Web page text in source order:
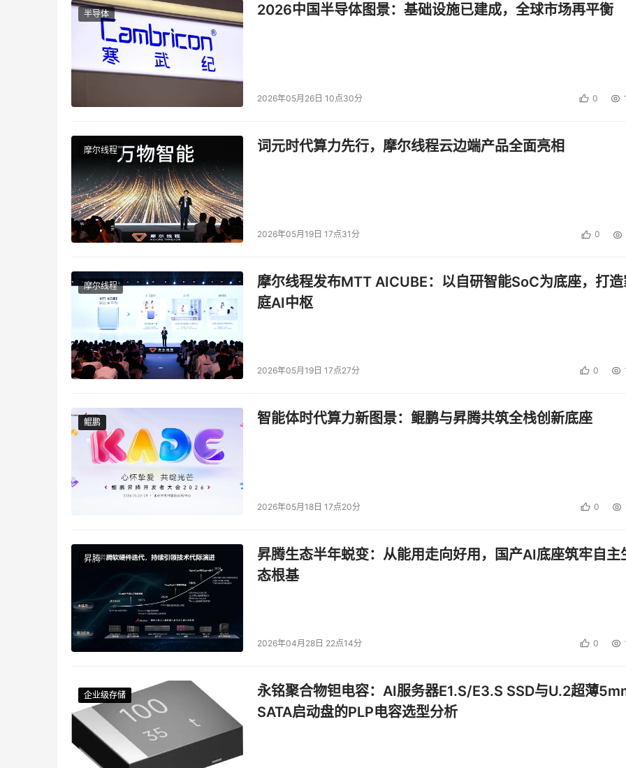
面。
4、选择适当的控制措施
针对风险评估所产生的不可接受风险，组织应该采取一定的控制措施，对风险进行处理。风险的处理方式通常包括
降低风险、转移风险、避免风险、接受风险。同一风险的处理方式可能不同，同样的处理方式所采取的控制措施
低到一个组织可以接受的水平。另外控制措施的选择也要考虑到成本的问题。
四、 风险评估在系统生命周期不同阶段的应用
风险评估不仅仅可以在每个财政年度为组织的安全预算提供辅助的支持，并且在信息化的过程中，信息系统建设生
周期的不同阶段都可以对项目的安全预算提供支持。在不同的阶段，风险评估所表现出的价值是不同的，组织可以
据不同阶段的关注点（见表2），更多的考虑安全预算的投入方向，解决系统生命周期不同阶段，对于安全的不同
生命周期阶段 阶段特征 来自风险评估活动的支持
阶段1--规划和启动 提出信息系统的目的、需求、规模和安全要求。 风险评估活动可用于确定信息系统安全需求。
阶段2--设计开发或采购 信息系统设计、购买、开发或建造。 在本阶段标识的风险可以用来为信息系统的安全分
阶段3--集成实现 信息系统的安全特性应该被配置、激活、测试并得到验证。 风险评估可支持对系统实现效果的评
价，考察其是否能满足要求，并考察系统所运行的环境是否是预期设计的。有关风险的一系列决策必须在系统运行
前做出。
阶段4--运行和维护 信息系统开始执行其功能，一般情况下系统要不断修改，添加硬件和软件，或改变机构的运行
则、策略或流程等。 当定期对系统进行重新评估时，或者信息系统在其运行性生产环境（例如新的系统接口）中
阶段5--废弃 本阶段涉及到对信息、硬件和软件的废弃。这些活动可能包括信息的转移、备份、丢弃、销毁以及对
硬件进行的密级处理。 当要废弃或替换系统组件时，要对其进行风险评估，以确保硬件和软件得到了适当的废弃处
置，且残留信息也恰当地进行了处理。并且要确保系统的更新换代能以一个安全和系统化的方式完成。
组织不需要部署所有的安全产品，也没有必要追求风险最小化。没有任何一套安全方案可以完全保证信息的安全
过风险评估，了解安全要求，认知安全风险，采取安全控制，才能有效地保证安全预算与风险的平衡，系统地保证
本文来源于DOIT传媒，文章内容仅供参考，不构成投资建议。
半导体 2026中国半导体图景：基础设施已建成，全球市场再平衡
2026年05月26日 10点30分 0
摩尔线程 词元时代算力先行，摩尔线程云边端产品全面亮相
2026年05月19日 17点31分 0
摩尔线程
摩尔线程发布MTT AICUBE：以自研智能SoC为底座，打
庭AI中枢
2026年05月19日 17点27分 0
鲲鹏
鲲鹏 智能体时代算力新图景：鲲鹏与昇腾共筑全栈创新底座
2026年05月18日 17点20分 0
昇腾
昇腾生态半年蜕变：从能用走向好用，国产AI底座筑牢自主
态根基
2026年04月28日 22点14分 0
企业级存储
企业级存储
企业级存储
企业级存储
永铭聚合物钽电容：AI服务器E1.S/E3.S SSD与U.2超薄
SATA启动盘的PLP电容选型分析